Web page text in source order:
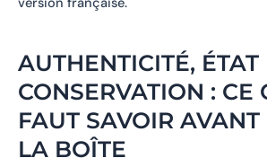
AUTHENTICITÉ, ÉTAT
CONSERVATION : CE
FAUT SAVOIR AVANT
LA BOÎTE